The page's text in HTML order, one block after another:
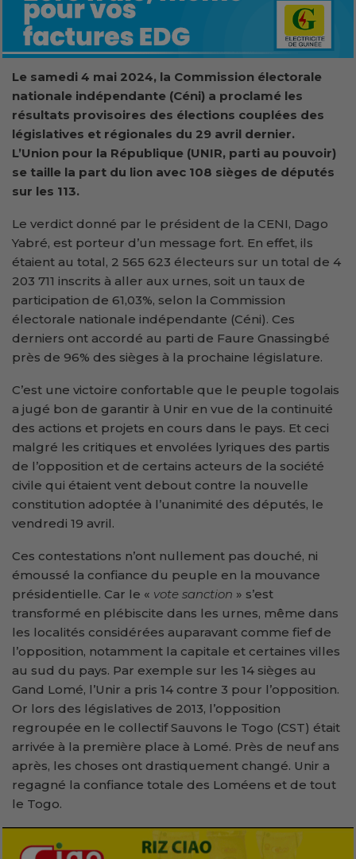
Le samedi 4 mai 2024, la Commission électorale
nationale indépendante (Céni) a proclamé les
résultats provisoires des élections couplées des
législatives et régionales du 29 avril dernier.
L’Union pour la République (UNIR, parti au pouvoir)
se taille la part du lion avec 108 sièges de députés
sur les 113.
Le verdict donné par le président de la CENI, Dago
Yabré, est porteur d’un message fort. En effet, ils
étaient au total, 2 565 623 électeurs sur un total de 4
203 711 inscrits à aller aux urnes, soit un taux de
participation de 61,03%, selon la Commission
électorale nationale indépendante (Céni). Ces
derniers ont accordé au parti de Faure Gnassingbé
près de 96% des sièges à la prochaine législature.
C’est une victoire confortable que le peuple togolais
a jugé bon de garantir à Unir en vue de la continuité
des actions et projets en cours dans le pays. Et ceci
malgré les critiques et envolées lyriques des partis
de l’opposition et de certains acteurs de la société
civile qui étaient vent debout contre la nouvelle
constitution adoptée à l’unanimité des députés, le
vendredi 19 avril.
Ces contestations n’ont nullement pas douché, ni
émoussé la confiance du peuple en la mouvance
présidentielle. Car le « vote sanction » s’est
transformé en plébiscite dans les urnes, même dans
les localités considérées auparavant comme fief de
l’opposition, notamment la capitale et certaines villes
au sud du pays. Par exemple sur les 14 sièges au
Gand Lomé, l’Unir a pris 14 contre 3 pour l’opposition.
Or lors des législatives de 2013, l’opposition
regroupée en le collectif Sauvons le Togo (CST) était
arrivée à la première place à Lomé. Près de neuf ans
après, les choses ont drastiquement changé. Unir a
regagné la confiance totale des Loméens et de tout
le Togo.